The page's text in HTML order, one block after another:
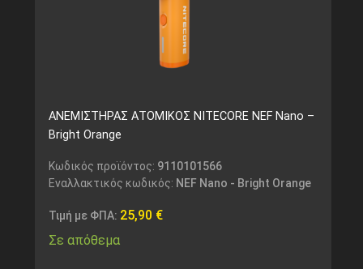
ΑΝΕΜΙΣΤΗΡΑΣ ΑΤΟΜΙΚΟΣ NITECORE NEF Nano –
Bright Orange
Κωδικός προϊόντος: 9110101566
Εναλλακτικός κωδικός: NEF Nano - Bright Orange
Τιμή με ΦΠΑ: 25,90 €
Σε απόθεμα